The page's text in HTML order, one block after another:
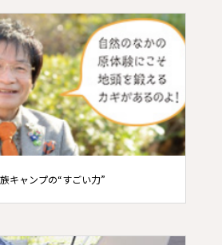
キャンプの“すごい力”